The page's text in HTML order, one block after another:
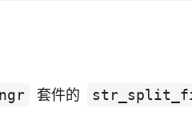
套件的